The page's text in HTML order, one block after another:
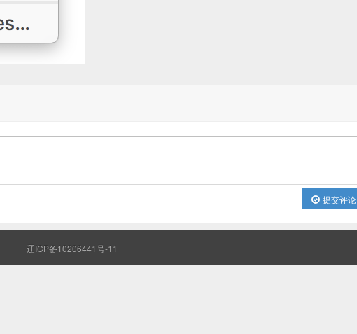
提交评论
辽ICP备10206441号-11